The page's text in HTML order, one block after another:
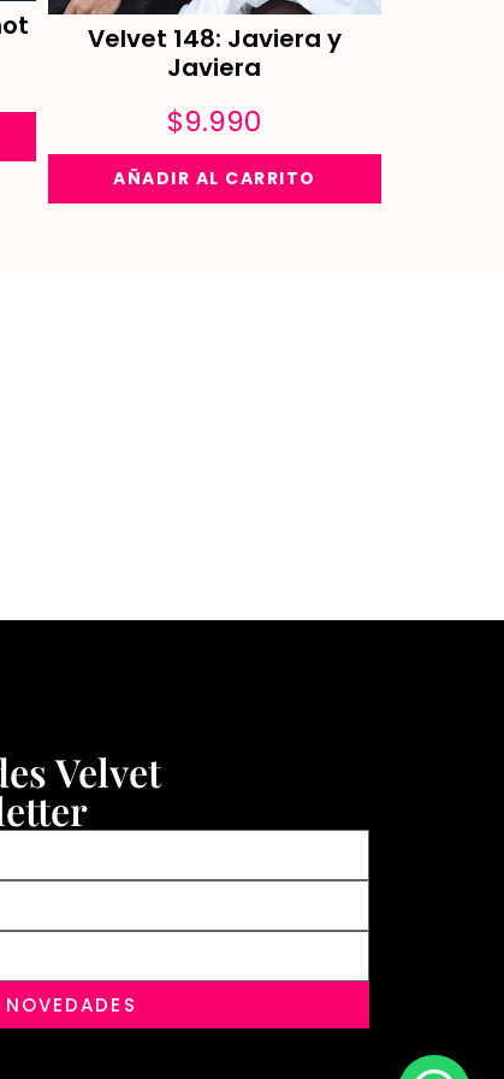
Velvet 148: Javiera y
Javiera
$9.990
AÑADIR AL CARRITO
Velvet